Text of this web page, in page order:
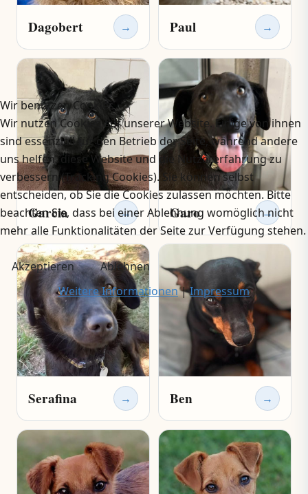
Dagobert → Paul →
Garcia → Garo →
Serafina → Ben →
Wir benutzen Cookies
Wir nutzen Cookies auf unserer Website. Einige von ihnen
sind essenziell für den Betrieb der Seite, während andere
uns helfen, diese Website und die Nutzererfahrung zu
verbessern (Tracking Cookies). Sie können selbst
entscheiden, ob Sie die Cookies zulassen möchten. Bitte
beachten Sie, dass bei einer Ablehnung womöglich nicht
mehr alle Funktionalitäten der Seite zur Verfügung stehen.
Akzeptieren
Ablehnen
Weitere Informationen|Impressum